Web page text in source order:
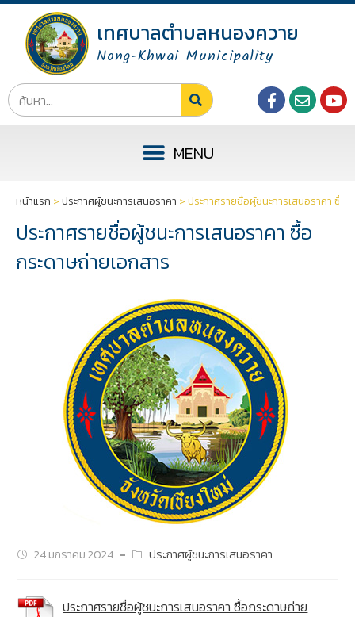
เทศบาลตำบลหนองควาย
Nong-Khwai Municipality
หน้าแรก > ประกาศผู้ชนะการเสนอราคา > ประกาศรายชื่อผู้ชนะการเสนอราคา ซื้อ
ประกาศรายชื่อผู้ชนะการเสนอราคา ซื้อ
กระดาษถ่ายเอกสาร
24 มกราคม 2024 ประกาศผู้ชนะการเสนอราคา
ประกาศรายชื่อผู้ชนะการเสนอราคา ซื้อกระดาษถ่าย